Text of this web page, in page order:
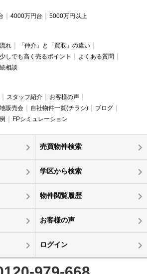
4000万円台 5000万円以上
れ
「仲介」と「買取」の違い
少しでも高く売るポイント
よくある質問
相談
スタッフ紹介
お客様の声
販売会 自社物件一覧(チラシ)
ブログ
FPシミュレーション
売買物件検索
学区から検索
物件閲覧履歴
お客様の声
ログイン